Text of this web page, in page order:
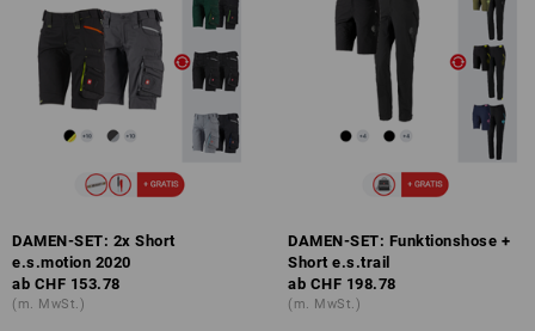
DAMEN-SET: 2x Short
e.s.motion 2020
ab CHF 153.78
(m. MwSt.)
DAMEN-SET: Funktionshose +
Short e.s.trail
ab CHF 198.78
(m. MwSt.)